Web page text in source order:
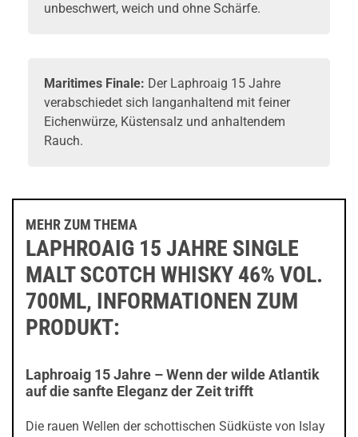
unbeschwert, weich und ohne Schärfe.
Maritimes Finale: Der Laphroaig 15 Jahre
verabschiedet sich langanhaltend mit feiner
Eichenwürze, Küstensalz und anhaltendem
Rauch.
MEHR ZUM THEMA
LAPHROAIG 15 JAHRE SINGLE
MALT SCOTCH WHISKY 46% VOL.
700ML, INFORMATIONEN ZUM
PRODUKT:
Laphroaig 15 Jahre – Wenn der wilde Atlantik
auf die sanfte Eleganz der Zeit trifft
Die rauen Wellen der schottischen Südküste von Islay